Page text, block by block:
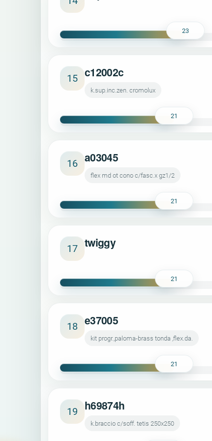
23
15 c12002c
k.sup.inc.zen. cromolux
21
16 a03045
flex md ot cono c/fasc.x gz1/2
21
17 twiggy
21
18 e37005
kit progr.,paloma-brass tonda ,flex.da.
21
19 h69874h
k.braccio c/soff. tetis 250x250